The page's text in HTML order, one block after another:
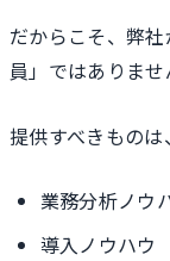
だからこそ、弊
員」ではありませ
提供すべきものは、
業務分析ノウ
導入ノウハウ